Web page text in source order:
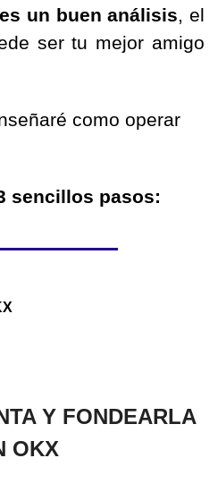
un buen análisis, el
como operar
sencillos pasos:
Y FONDEARLA
OKX